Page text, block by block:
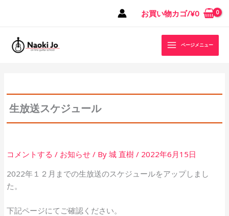
お買い物カゴ/¥0
ページメニュー
生放送スケジュール
コメントする / お知らせ / By城 直樹/ 2022年6月15日
2022年１２月までの生放送のスケジュールをアップしまし
た。
下記ページにてご確認ください。